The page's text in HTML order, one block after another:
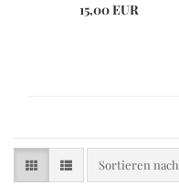
15,00 EUR
Sortieren nach
Sortieren nach